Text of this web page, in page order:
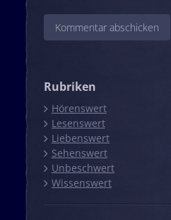
Rubriken
Hörenswert
Lesenswert
Liebenswert
Sehenswert
Unbeschwert
Wissenswert